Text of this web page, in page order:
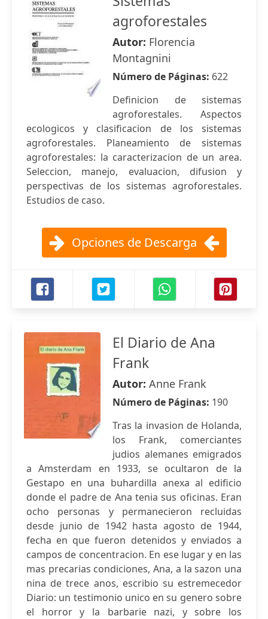
agroforestales
Autor: Florencia
Montagnini
Número de Páginas: 622
Definicion de sistemas
agroforestales. Aspectos
ecologicos y clasificacion de los sistemas
agroforestales. Planeamiento de sistemas
agroforestales: la caracterizacion de un area.
Seleccion, manejo, evaluacion, difusion y
perspectivas de los sistemas agroforestales.
Estudios de caso.
Opciones de Descarga
El Diario de Ana
Frank
Autor: Anne Frank
Número de Páginas: 190
Tras la invasion de Holanda,
los Frank, comerciantes
judios alemanes emigrados
a Amsterdam en 1933, se ocultaron de la
Gestapo en una buhardilla anexa al edificio
donde el padre de Ana tenia sus oficinas. Eran
ocho personas y permanecieron recluidas
desde junio de 1942 hasta agosto de 1944,
fecha en que fueron detenidos y enviados a
campos de concentracion. En ese lugar y en las
mas precarias condiciones, Ana, a la sazon una
nina de trece anos, escribio su estremecedor
Diario: un testimonio unico en su genero sobre
el horror y la barbarie nazi, y sobre los